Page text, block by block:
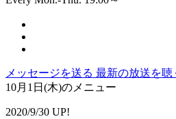
メッセージを送る 最新の放送を聴
10月1日(木)のメニュー
2020/9/30 UP!